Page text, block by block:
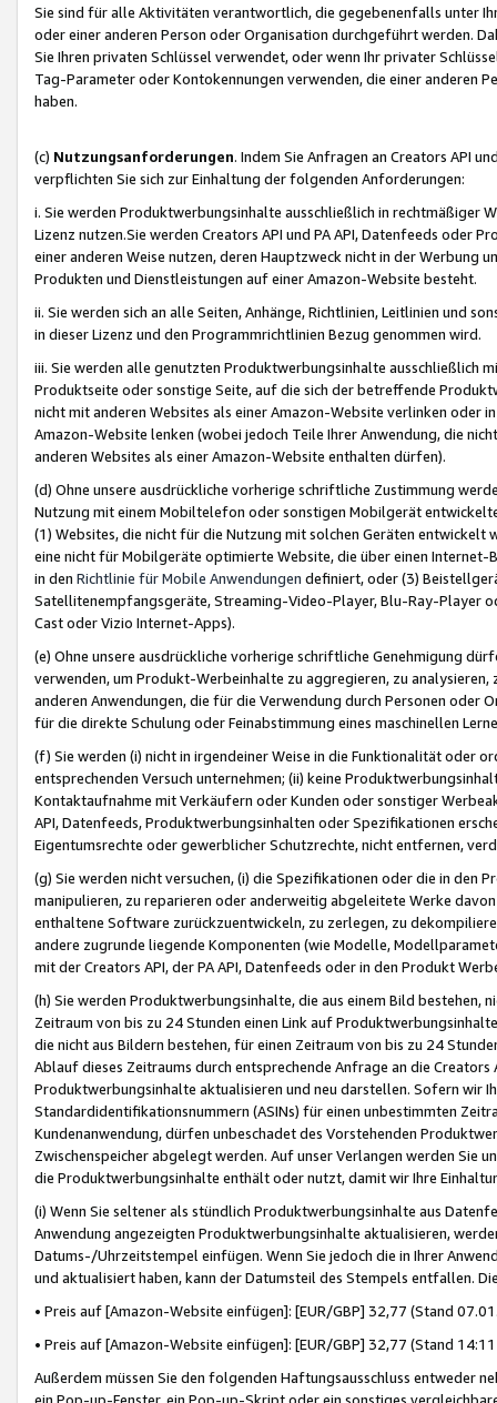
Sie sind für alle Aktivitäten verantwortlich, die gegebenenfalls unter
oder einer anderen Person oder Organisation durchgeführt werden.
Sie Ihren privaten Schlüssel verwendet, oder wenn Ihr privater
Tag-Parameter oder Kontokennungen verwenden, die einer anderen
haben.
(c) Nutzungsanforderungen. Indem Sie Anfragen an Creators API
verpflichten Sie sich zur Einhaltung der folgenden Anforderungen:
i. Sie werden Produktwerbungsinhalte ausschließlich in rechtmäßiger
Lizenz nutzen.Sie werden Creators API und PA API, Datenfeeds oder
einer anderen Weise nutzen, deren Hauptzweck nicht in der Werbung
Produkten und Dienstleistungen auf einer Amazon-Website besteht.
ii. Sie werden sich an alle Seiten, Anhänge, Richtlinien, Leitlinien und
in dieser Lizenz und den Programmrichtlinien Bezug genommen wird.
iii. Sie werden alle genutzten Produktwerbungsinhalte ausschließlich
Produktseite oder sonstige Seite, auf die sich der betreffende
nicht mit anderen Websites als einer Amazon-Website verlinken oder
Amazon-Website lenken (wobei jedoch Teile Ihrer Anwendung, die
anderen Websites als einer Amazon-Website enthalten dürfen).
(d) Ohne unsere ausdrückliche vorherige schriftliche Zustimmung
Nutzung mit einem Mobiltelefon oder sonstigen Mobilgerät
(1) Websites, die nicht für die Nutzung mit solchen Geräten
eine nicht für Mobilgeräte optimierte Website, die über einen
in den Richtlinie für Mobile Anwendungen definiert, oder (3)
Satellitenempfangsgeräte, Streaming-Video-Player, Blu-Ray-Player
Cast oder Vizio Internet-Apps).
(e) Ohne unsere ausdrückliche vorherige schriftliche Genehmigung
verwenden, um Produkt-Werbeinhalte zu aggregieren, zu
anderen Anwendungen, die für die Verwendung durch Personen
für die direkte Schulung oder Feinabstimmung eines maschinellen
(f) Sie werden (i) nicht in irgendeiner Weise in die Funktionalität oder
entsprechenden Versuch unternehmen; (ii) keine
Kontaktaufnahme mit Verkäufern oder Kunden oder sonstiger
API, Datenfeeds, Produktwerbungsinhalten oder Spezifikationen
Eigentumsrechte oder gewerblicher Schutzrechte, nicht entfernen,
(g) Sie werden nicht versuchen, (i) die Spezifikationen oder die in
manipulieren, zu reparieren oder anderweitig abgeleitete Werke
enthaltene Software zurückzuentwickeln, zu zerlegen, zu
andere zugrunde liegende Komponenten (wie Modelle,
mit der Creators API, der PA API, Datenfeeds oder in den Produkt
(h) Sie werden Produktwerbungsinhalte, die aus einem Bild bestehen,
Zeitraum von bis zu 24 Stunden einen Link auf
die nicht aus Bildern bestehen, für einen Zeitraum von bis zu 24
Ablauf dieses Zeitraums durch entsprechende Anfrage an die
Produktwerbungsinhalte aktualisieren und neu darstellen. Sofern wir
Standardidentifikationsnummern (ASINs) für einen unbestimmten
Kundenanwendung, dürfen unbeschadet des Vorstehenden
Zwischenspeicher abgelegt werden. Auf unser Verlangen werden Sie
die Produktwerbungsinhalte enthält oder nutzt, damit wir Ihre
(i) Wenn Sie seltener als stündlich Produktwerbungsinhalte aus
Anwendung angezeigten Produktwerbungsinhalte aktualisieren,
Datums-/Uhrzeitstempel einfügen. Wenn Sie jedoch die in Ihrer
und aktualisiert haben, kann der Datumsteil des Stempels entfallen.
• Preis auf [Amazon-Website einfügen]: [EUR/GBP] 32,77 (Stand
• Preis auf [Amazon-Website einfügen]: [EUR/GBP] 32,77 (Stand
Außerdem müssen Sie den folgenden Haftungsausschluss entweder
ein Pop-up-Fenster, ein Pop-up-Skript oder ein sonstiges